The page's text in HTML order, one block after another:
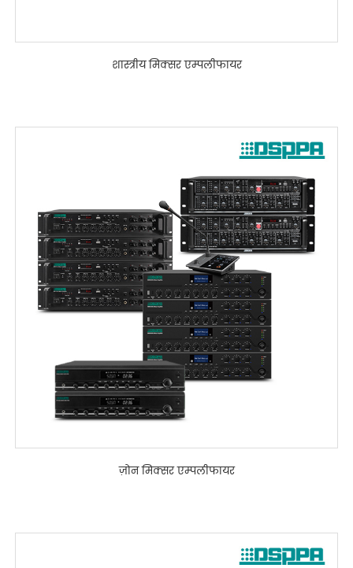
शास्त्रीय मिक्सर एम्पलीफायर
ज़ोन मिक्सर एम्पलीफायर